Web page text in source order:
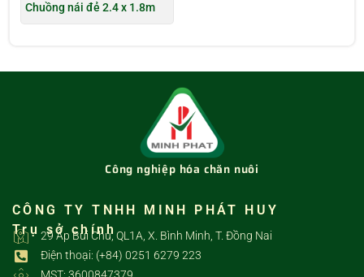
Chuồng nái đẻ 2.4 x 1.8m
Công nghiệp hóa chăn nuôi
CÔNG TY TNHH MINH PHÁT HUY
Trụ sở chính
29 Ấp Bùi Chu, QL1A, X. Bình Minh, T. Đồng Nai
Điện thoại: (+84) 0251 6279 223